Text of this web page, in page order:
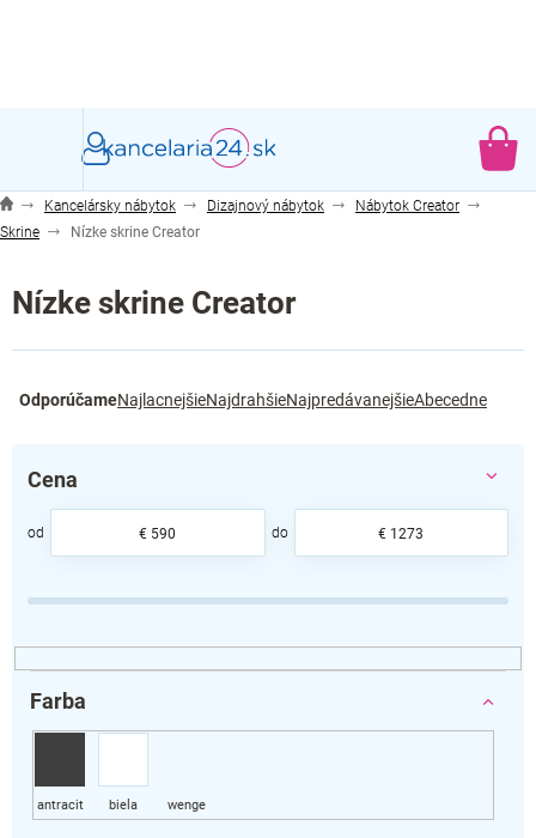
Kancelársky nábytok Dizajnový nábytok
Nábytok Creator
Skrine
Nízke skrine Creator
Nízke skrine Creator
a
n
e
d
u
OdporúčameNajlacnejšieNajdrahšieNajpredávanejšieAbecedne
Cena
€ 590 € 1273
Farba